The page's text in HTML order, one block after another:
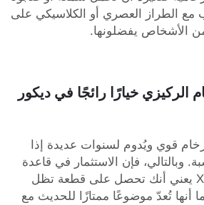
مع الطراز العصري أو الكلاسيكي على
الأشخاص يفضلونها.
الركيزي خيارًا رائجًا في ديكور
قوي ويُدوم لسنوات عديدة إذا
وبالتالي، فإن الاستثمار في قاعدة
رخامية من شركة XPIC يعني أنك تحصل على قطعة تظل
أنها تُعدّ موضوعًا ممتازًا للحديث مع